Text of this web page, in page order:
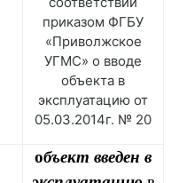
приказом ФГБУ
«Приволжское
УГМС» о вводе
объекта в
эксплуатацию от
05.03.2014г. № 20
объект введен в